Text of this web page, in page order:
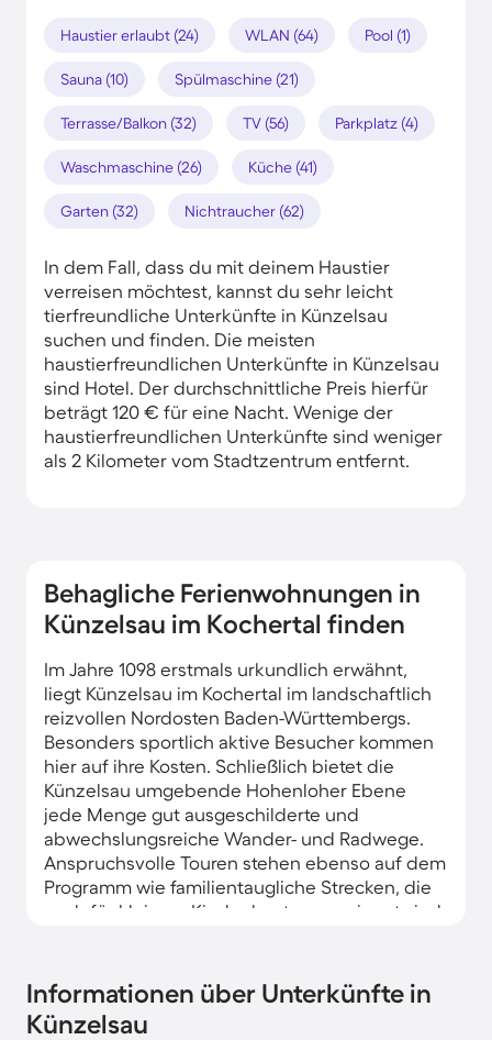
Haustier erlaubt (24) WLAN (64) Pool (1)
Sauna (10) Spülmaschine (21)
Terrasse/Balkon (32) TV (56) Parkplatz (4)
Waschmaschine (26) Küche (41)
Garten (32) Nichtraucher (62)
In dem Fall, dass du mit deinem Haustier
verreisen möchtest, kannst du sehr leicht
tierfreundliche Unterkünfte in Künzelsau
suchen und finden. Die meisten
haustierfreundlichen Unterkünfte in Künzelsau
sind Hotel. Der durchschnittliche Preis hierfür
beträgt 120 € für eine Nacht. Wenige der
haustierfreundlichen Unterkünfte sind weniger
als 2 Kilometer vom Stadtzentrum entfernt.
Behagliche Ferienwohnungen in
Künzelsau im Kochertal finden
Im Jahre 1098 erstmals urkundlich erwähnt,
liegt Künzelsau im Kochertal im landschaftlich
reizvollen Nordosten Baden-Württembergs.
Besonders sportlich aktive Besucher kommen
hier auf ihre Kosten. Schließlich bietet die
Künzelsau umgebende Hohenloher Ebene
jede Menge gut ausgeschilderte und
abwechslungsreiche Wander- und Radwege.
Anspruchsvolle Touren stehen ebenso auf dem
Programm wie familientaugliche Strecken, die
auch für kleinere Kinder bestens geeignet sind.
einen Spaziergang durch die Stadt. Mit ihren
vielen historischen Gebäuden ist sie ein echtes
Informationen über Unterkünfte in
Künzelsau